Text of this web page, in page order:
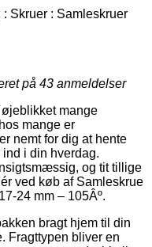
Skruer : Samleskruer
på 43 anmeldelser
mange
mange er
nemt for dig at hente
i din hverdag.
og tit tillige
ved køb af Samleskrue
24 mm – 105Âº.
bragt hjem til din
Fragttypen bliver en